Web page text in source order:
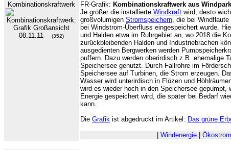
Kombinationskraftwerk
08.11.11 (352)
FR-Grafik: Kombinationskraftwerk aus
Je größer die installierte Windkraft wird, desto
großvolumigen Stromspeichern, die bei
bei Windstrom-Überfluss eingespeichert wurde.
und Halden etwa im Ruhrgebiet an, wo 2018 die
zurückbleibenden Halden und Industriebrachen
ausgedienten Bergwerken werden
puffern. Dazu werden oberirdisch z.B. ehemalige
Speichersee genutzt. Durch Fallrohre im
Speichersee auf Turbinen, die Strom erzeugen.
Wasser wird unterirdisch in Flözen und
wird es wieder hoch in den Speichersee gepumpt,
Energie gespeichert wird, die später bei Bedarf
kann.
Die Grafik ist abgedruckt im Artikel: Das grüne
Windenergie Ökostrom